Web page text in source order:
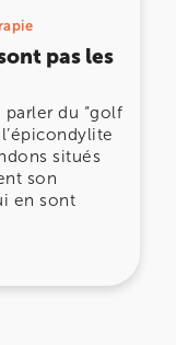
pas les
du “golf
situés
son
en sont